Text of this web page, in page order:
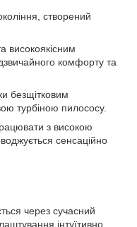
створений
високоякісним
комфорту та
безщітковим
турбіною пилососу.
з високою
сенсаційно
через сучасний
інтуїтивно